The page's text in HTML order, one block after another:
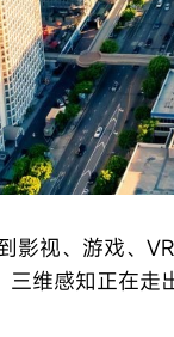
影视、游戏、
维感知正在